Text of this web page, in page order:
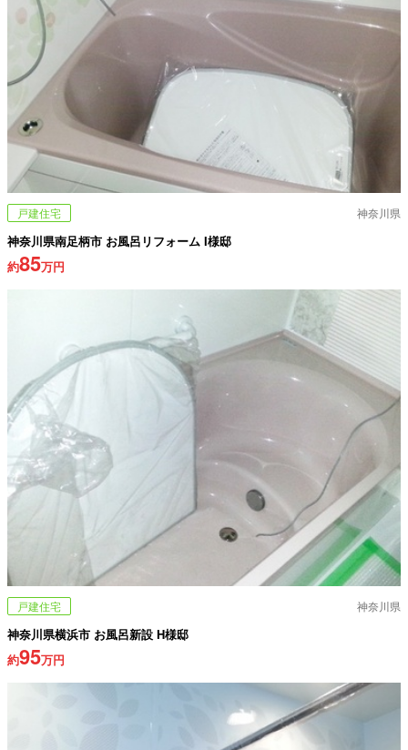
戸建住宅 神奈川県
神奈川県南足柄市 お風呂リフォーム I様邸
約85万円
戸建住宅 神奈川県
神奈川県横浜市 お風呂新設 H様邸
約95万円